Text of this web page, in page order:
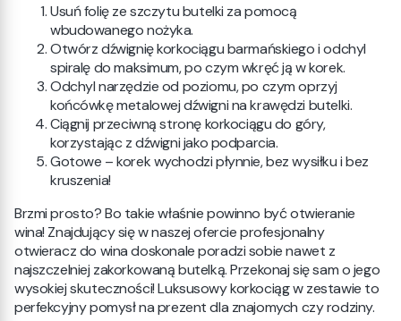
Usuń folię ze szczytu butelki za pomocą
wbudowanego nożyka.
Otwórz dźwignię korkociągu barmańskiego i odchyl
spiralę do maksimum, po czym wkręć ją w korek.
Odchyl narzędzie od poziomu, po czym oprzyj
końcówkę metalowej dźwigni na krawędzi butelki.
Ciągnij przeciwną stronę korkociągu do góry,
korzystając z dźwigni jako podparcia.
Gotowe – korek wychodzi płynnie, bez wysiłku i bez
kruszenia!
Brzmi prosto? Bo takie właśnie powinno być otwieranie
wina! Znajdujący się w naszej ofercie profesjonalny
otwieracz do wina doskonale poradzi sobie nawet z
najszczelniej zakorkowaną butelką. Przekonaj się sam o jego
wysokiej skuteczności! Luksusowy korkociąg w zestawie to
perfekcyjny pomysł na prezent dla znajomych czy rodziny.